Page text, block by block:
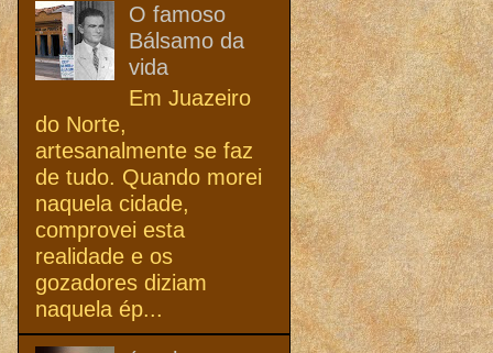
O famoso
Bálsamo da
vida
Em Juazeiro
do Norte,
artesanalmente se faz
de tudo. Quando morei
naquela cidade,
comprovei esta
realidade e os
gozadores diziam
naquela ép...